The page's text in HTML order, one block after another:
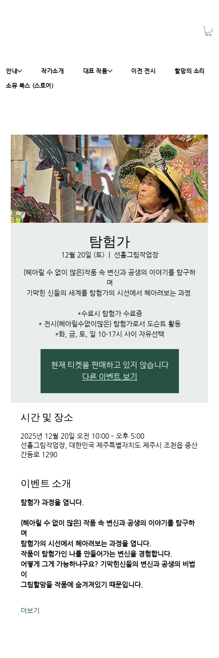
안내 작가소개 대표 작품 이전 전시 할망의 소리
소뮤 북스 (스토어)
탐험가
12월 20일 (토) 선흘그림작업장
{헤아릴 수 없이 많은}작품 속 변신과 공생의 이야기를 탐구하
며
기막힌 신들의 세계를 탐험가의 시선에서 헤아려보는 과정.
*수료시 탐험가 수료증
* 전시{헤아릴수없이많은} 탐험가로서 도슨트 활동
*화, 금, 토, 일 10-17시 사이 자유선택
현재 티켓을 판매하고 있지 않습니다
다른 이벤트 보기
시간 및 장소
2025년 12월 20일 오전 10:00 – 오후 5:00
선흘그림작업장, 대한민국 제주특별자치도 제주시 조천읍 중산
간동로 1290
이벤트 소개
탐험가 과정을 엽니다.
{헤아릴 수 없이 많은} 작품 속 변신과 공생의 이야기를 탐구하
며
탐험가의 시선에서 헤아려보는 과정을 엽니다.
작품이 탐험가인 나를 만들어가는 변신을 경험합니다.
어떻게 그게 가능하냐구요? 기막힌신들의 변신과 공생의 비법
이
그림할망들 작품에 숨겨져있기 때문입니다.
더보기